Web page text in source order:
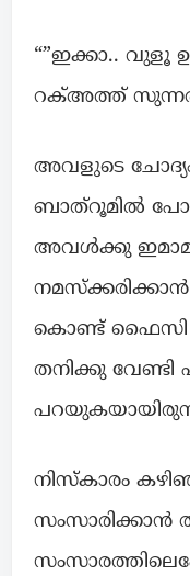
“”ഇക്കാ.. വുളൂ
റക്അത്ത് സുന്നത്
അവളുടെ ചോദ്യം
ബാത്‌റൂമിൽ
അവൾക്കു
കൊണ്ട് ഫൈസി
തനിക്കു വേണ്ടി
നിസ്കാരം
സംസാരിക്കാൻ